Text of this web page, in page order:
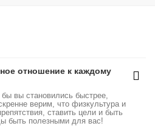
отношение к каждому
вы становились быстрее,
верим, что физкультура и
ставить цели и быть
быть полезными для вас!